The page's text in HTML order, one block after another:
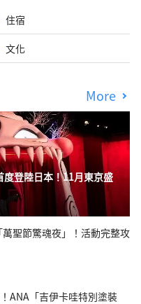
住宿
文化
More
登陸日本！11月東京盛
聖節驚魂夜」！活動完整攻
ANA「吉伊卡哇特別塗裝